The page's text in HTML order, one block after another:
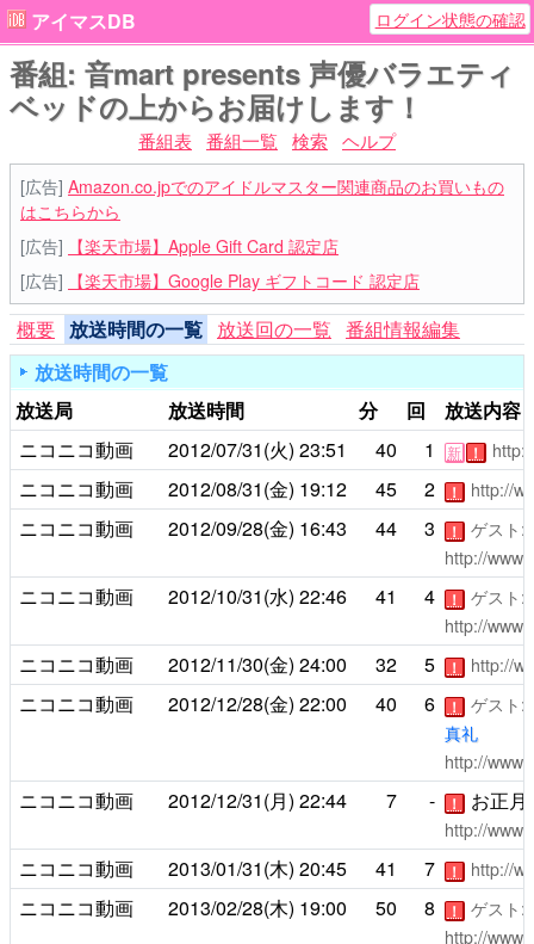
アイマスDB ログイン状態の確認
番組: 音mart presents 声優バラエティ
ベッドの上からお届けします！
番組表 番組一覧 検索 ヘルプ
[広告] Amazon.co.jpでのアイドルマスター関連商品のお買いもの
はこちらから
[広告]
【楽天市場】Apple Gift Card 認定店
[広告]
【楽天市場】Google Play ギフトコード 認定店
概要 放送時間の一覧 放送回の一覧 番組情報編集
放送時間の一覧
放送局
放送時間 分 回
放送内容
ニコニコ動画
2012/07/31(火) 23:51 40 1 新 ！
ニコニコ動画 2012/08/31(金) 19:12 45 2 ！ http://
ニコニコ動画 2012/09/28(金) 16:43 44 3 ！ ゲスト:
http://
ニコニコ動画 2012/10/31(水) 22:46 41 4 ！
ゲスト:
http://
ニコニコ動画 2012/11/30(金) 24:00 32 5 ！ http://
ニコニコ動画 2012/12/28(金) 22:00 40 6 ！
ゲスト:
真礼
http://
ニコニコ動画 2012/12/31(月) 22:44 7 - ！ お正
http://
ニコニコ動画 2013/01/31(木) 20:45 41 7 ！ http://
ニコニコ動画 2013/02/28(木) 19:00 50 8 ！ ゲスト:
http://